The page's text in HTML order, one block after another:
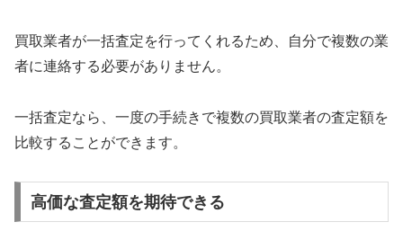
買取業者が一括査定を行ってくれるため、自分で複数の業
者に連絡する必要がありません。
一括査定なら、一度の手続きで複数の買取業者の査定額を
比較することができます。
高価な査定額を期待できる